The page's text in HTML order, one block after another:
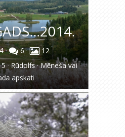
· 6·
12
·Rūdolfs·Mēneša vai
apskati